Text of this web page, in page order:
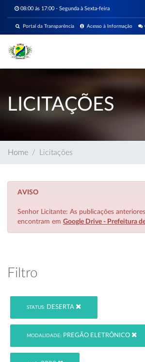
08:00 ás 17:00 - Segunda à Sexta-feira
Acesso à Informação
Portal da Transparência
LICITAÇÕES
Home Licitações
AVISO
Senhor Licitante: As publicações
encontram em Google Drive - Prefeitura
Filtro
STATUS: DESERTA
MODALIDADE: PREGÃO ELETRÔNICO